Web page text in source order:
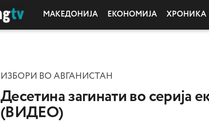
МАКЕДОНИЈА ЕКОНОМИЈА ХРОНИКА
ИЗБОРИ ВО АВГАНИСТАН
Десетина загинати во серија
(ВИДЕО)